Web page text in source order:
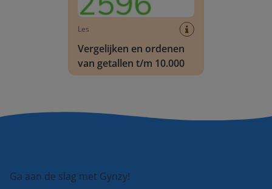
Les
Vergelijken en ordenen
van getallen t/m 10.000
Ga aan de slag met Gynzy!